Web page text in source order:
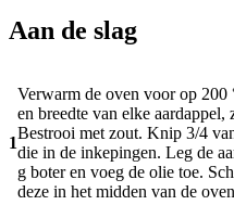
Aan de slag
1
Verwarm de oven voor op
en breedte van elke aardappel,
Bestrooi met zout. Knip 3/4
die in de inkepingen. Leg de
g boter en voeg de olie toe.
deze in het midden van de